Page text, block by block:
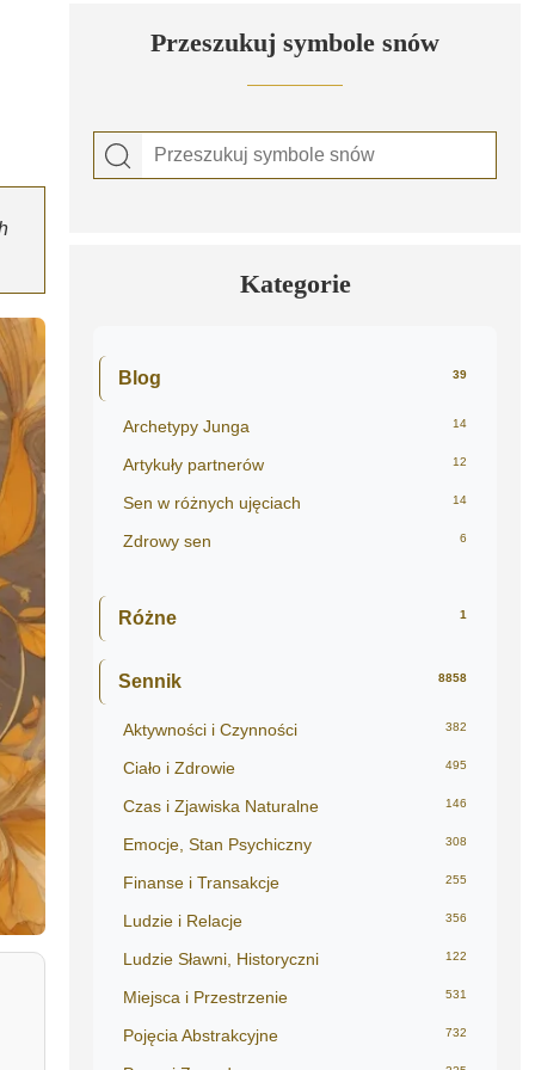
Przeszukuj symbole snów
Kategorie
Blog 39
Archetypy Junga 14
Artykuły partnerów 12
Sen w różnych ujęciach 14
Zdrowy sen 6
Różne 1
Sennik 8858
Aktywności i Czynności 382
Ciało i Zdrowie 495
Czas i Zjawiska Naturalne 146
Emocje, Stan Psychiczny 308
Finanse i Transakcje 255
Ludzie i Relacje 356
Ludzie Sławni, Historyczni 122
Miejsca i Przestrzenie 531
Pojęcia Abstrakcyjne 732